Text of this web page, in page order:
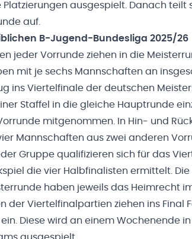
ausgespielt. Danach teilt
auf.
B-Jugend-Bundesliga 2025/26
jeder Vorrunde ziehen in die
mit je sechs Mannschaften an
ins Viertelfinale der deutschen
Staffel in die gleiche Hauptrunde
mitgenommen. In Hin- und
Mannschaften aus zwei anderen
Gruppe qualifizieren sich für das
die vier Halbfinalisten ermittelt.
haben jeweils das Heimrecht
der Viertelfinalpartien ziehen ins Final
Diese wird an einem Wochenende